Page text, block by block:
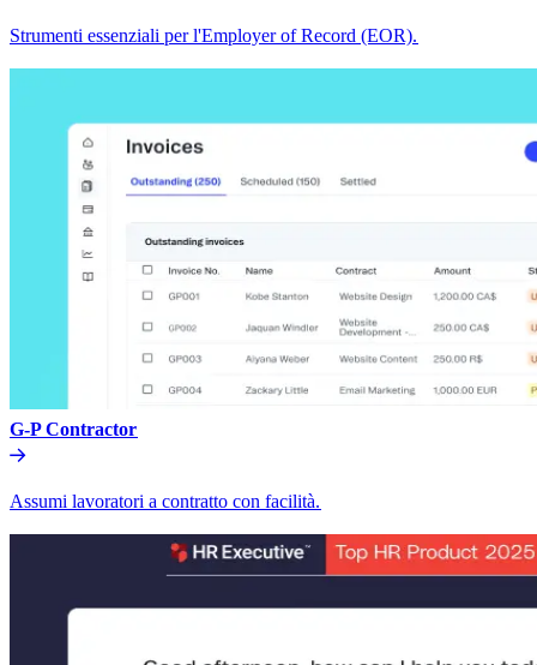
Strumenti essenziali per l'Employer of Record (EOR).​​
G-P Contractor​​
Assumi lavoratori a contratto con facilità.​​